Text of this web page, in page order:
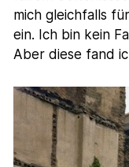
mich gleichfalls
ein. Ich bin kein
Aber diese fand